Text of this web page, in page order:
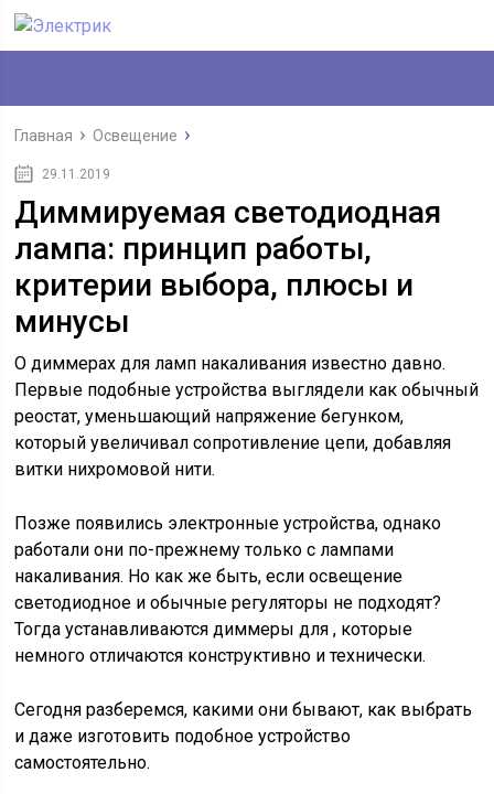
Главная Освещение
29.11.2019
Диммируемая светодиодная
лампа: принцип работы,
критерии выбора, плюсы и
минусы
О диммерах для ламп накаливания известно давно.
Первые подобные устройства выглядели как обычный
реостат, уменьшающий напряжение бегунком,
который увеличивал сопротивление цепи, добавляя
витки нихромовой нити.
Позже появились электронные устройства, однако
работали они по-прежнему только с лампами
накаливания. Но как же быть, если освещение
светодиодное и обычные регуляторы не подходят?
Тогда устанавливаются диммеры для , которые
немного отличаются конструктивно и технически.
Сегодня разберемся, какими они бывают, как выбрать
и даже изготовить подобное устройство
самостоятельно.